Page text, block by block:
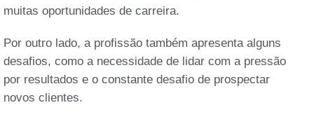
muitas oportunidades de carreira.
Por outro lado, a profissão também apresenta alguns
desafios, como a necessidade de lidar com a pressão
por resultados e o constante desafio de prospectar
novos clientes.